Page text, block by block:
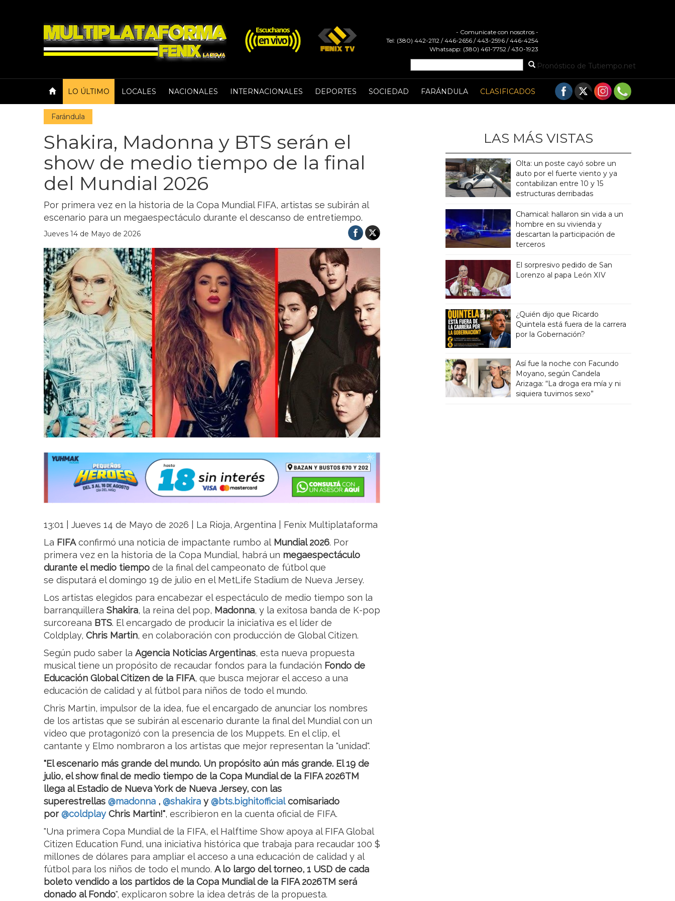
- Comunicate con nosotros -
Tel: (380) 442-2112 / 446-2656 / 443-2596 / 446-4254
Whatsapp: (380) 461-7752 / 430-1923
Pronóstico de Tutiempo.net
LO ÚLTIMO LOCALES NACIONALES INTERNACIONALES DEPORTES SOCIEDAD FARÁNDULA CLASIFICADOS
Farándula
Shakira, Madonna y BTS serán el
show de medio tiempo de la final
del Mundial 2026
Por primera vez en la historia de la Copa Mundial FIFA, artistas se subirán al
escenario para un megaespectáculo durante el descanso de entretiempo.
Jueves 14 de Mayo de 2026
13:01 | Jueves 14 de Mayo de 2026 | La Rioja, Argentina | Fenix Multiplataforma
La FIFAconfirmó una noticia de impactante rumbo al Mundial 2026. Por
primera vez en la historia de la Copa Mundial, habrá un megaespectáculo
durante el medio tiempo de la final del campeonato de fútbol que
se disputará el domingo 19 de julio en el MetLife Stadium de Nueva Jersey.
Los artistas elegidos para encabezar el espectáculo de medio tiempo son la
barranquillera Shakira, la reina del pop, Madonna, y la exitosa banda de K-pop
surcoreana BTS. El encargado de producir la iniciativa es el líder de
Coldplay, Chris Martin, en colaboración con producción de Global Citizen.
Según pudo saber la Agencia Noticias Argentinas, esta nueva propuesta
musical tiene un propósito de recaudar fondos para la fundación Fondo de
Educación Global Citizen de la FIFA, que busca mejorar el acceso a una
educación de calidad y al fútbol para niños de todo el mundo.
Chris Martin, impulsor de la idea, fue el encargado de anunciar los nombres
de los artistas que se subirán al escenario durante la final del Mundial con un
video que protagonizó con la presencia de los Muppets. En el clip, el
cantante y Elmo nombraron a los artistas que mejor representan la "unidad".
"El escenario más grande del mundo. Un propósito aún más grande. El 19 de
julio, el show final de medio tiempo de la Copa Mundial de la FIFA 2026TM
llega al Estadio de Nueva York de Nueva Jersey, con las
superestrellas @madonna , @shakira y@bts.bighitofficialcomisariado
por@coldplayChris Martin!", escribieron en la cuenta oficial de FIFA.
"Una primera Copa Mundial de la FIFA, el Halftime Show apoya al FIFA Global
Citizen Education Fund, una iniciativa histórica que trabaja para recaudar 100 $
millones de dólares para ampliar el acceso a una educación de calidad y al
fútbol para los niños de todo el mundo. A lo largo del torneo, 1 USD de cada
boleto vendido a los partidos de la Copa Mundial de la FIFA 2026TM será
donado al Fondo", explicaron sobre la idea detrás de la propuesta.
LAS MÁS VISTAS
Olta: un poste cayó sobre un
auto por el fuerte viento y ya
contabilizan entre 10 y 15
estructuras derribadas
Chamical: hallaron sin vida a un
hombre en su vivienda y
descartan la participación de
terceros
El sorpresivo pedido de San
Lorenzo al papa León XIV
¿Quién dijo que Ricardo
Quintela está fuera de la carrera
por la Gobernación?
Así fue la noche con Facundo
Moyano, según Candela
Arizaga: “La droga era mía y ni
siquiera tuvimos sexo”